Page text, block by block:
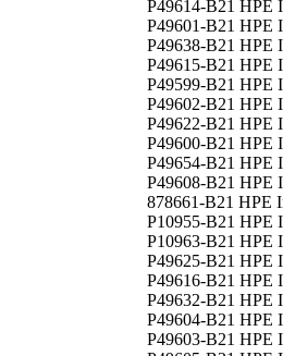
P49614-B21 HPE
P49601-B21 HPE
P49638-B21 HPE
P49615-B21 HPE
P49599-B21 HPE
P49602-B21 HPE
P49622-B21 HPE
P49600-B21 HPE
P49654-B21 HPE
P49608-B21 HPE
878661-B21 HPE
P10955-B21 HPE
P10963-B21 HPE
P49625-B21 HPE
P49616-B21 HPE
P49632-B21 HPE
P49604-B21 HPE
P49603-B21 HPE